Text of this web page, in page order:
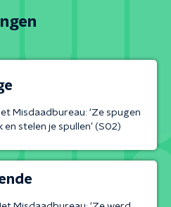
Misdaadbureau: ‘Ze spugen
en stelen je spullen’ (S02)